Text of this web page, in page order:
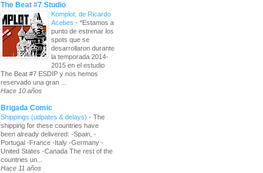
The Beat #7 Studio
Komplot, de Ricardo
Acebes - *Estamos a
punto de estrenar los
spots que se
desarrollaron durante
la temporada 2014-
2015 en el estudio
The Beat #7 ESDIP y nos hemos
reservado una gran ...
Hace 10 años
Brigada Comic
Shippings (udpates & delays) - The
shipping for these countries have
been already delivered: -Spain, -
Portugal -France -Italy -Germany -
United States -Canada The rest of the
countries un...
Hace 11 años